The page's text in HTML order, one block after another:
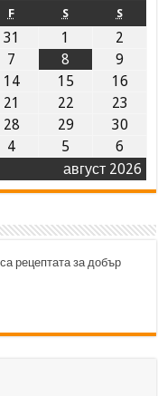
август 2026
F S S
31 1
2
7 8
9
14 15
16
21 22
23
28 29
30
4 5 6
рецептата за добър